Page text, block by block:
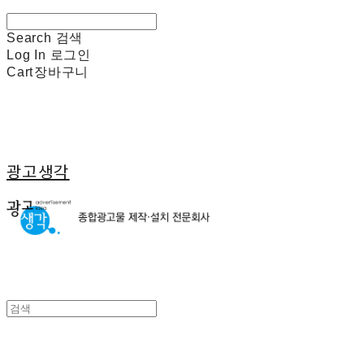
Search 검색
Log In 로그인
Cart장바구니
광고생각